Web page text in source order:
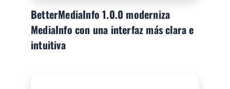
BetterMediaInfo 1.0.0 moderniza
MediaInfo con una interfaz más clara e
intuitiva